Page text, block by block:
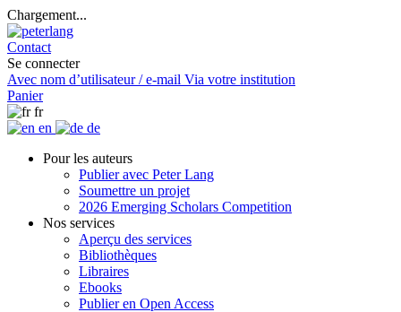
Chargement...
Contact
Se connecter
Avec nom d’utilisateur / e-mail Via votre institution
Panier
fr
en
de
Pour les auteurs
Publier avec Peter Lang
Soumettre un projet
2026 Emerging Scholars Competition
Nos services
Aperçu des services
Bibliothèques
Libraires
Ebooks
Publier en Open Access